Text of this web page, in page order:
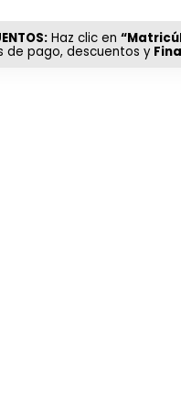
Haz clic en
de pago, descuentos y